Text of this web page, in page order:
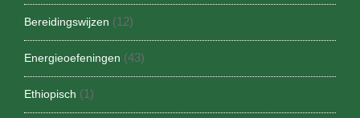
Bereidingswijzen (12)
Energieoefeningen (43)
Ethiopisch (1)